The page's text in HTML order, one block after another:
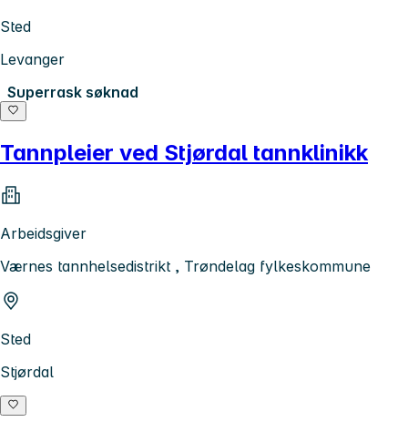
Sted
Levanger
Superrask søknad
Tannpleier ved Stjørdal tannklinikk
Arbeidsgiver
Værnes tannhelsedistrikt , Trøndelag fylkeskommune
Sted
Stjørdal